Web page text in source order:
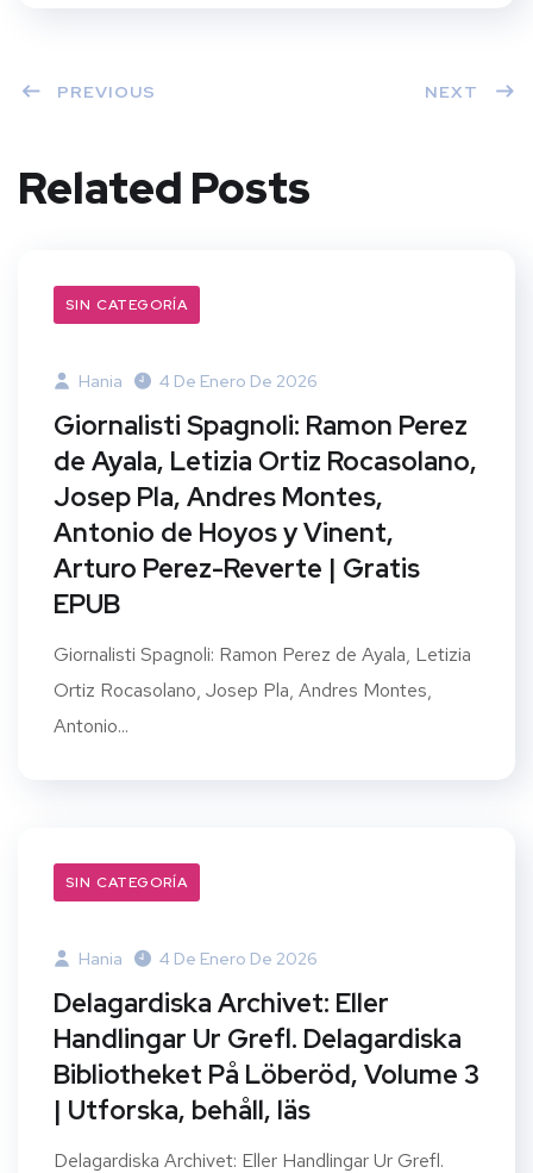
PREVIOUS NEXT
Related Posts
SIN CATEGORÍA
Hania 4 De Enero De 2026
Giornalisti Spagnoli: Ramon Perez
de Ayala, Letizia Ortiz Rocasolano,
Josep Pla, Andres Montes,
Antonio de Hoyos y Vinent,
Arturo Perez-Reverte | Gratis
EPUB
Giornalisti Spagnoli: Ramon Perez de Ayala, Letizia
Ortiz Rocasolano, Josep Pla, Andres Montes,
Antonio...
SIN CATEGORÍA
Hania 4 De Enero De 2026
Delagardiska Archivet: Eller
Handlingar Ur Grefl. Delagardiska
Bibliotheket På Löberöd, Volume 3
| Utforska, behåll, läs
Delagardiska Archivet: Eller Handlingar Ur Grefl.